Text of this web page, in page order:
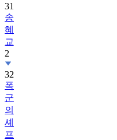
31
송
혜
교
2
32
폭
군
의
셰
프